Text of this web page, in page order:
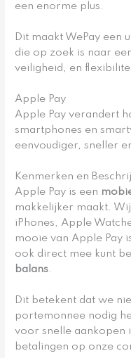
een enorme plus.
Dit maakt WePay een
die op zoek is naar
veiligheid, en
Apple Pay
Apple Pay verandert
smartphones en
eenvoudiger, sneller
Kenmerken en
Apple Pay is een
makkelijker maakt.
iPhones, Apple
mooie van Apple Pay
ook direct mee kunt
balans.
Dit betekent dat we
portemonnee nodig
voor snelle aankopen
betalingen op onze